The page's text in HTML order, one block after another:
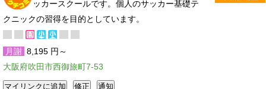
ッカースクールです。個人のサッカー基礎テ
クニックの習得を目的としています。
月謝 8,195 円～
大阪府吹田市西御旅町7-53